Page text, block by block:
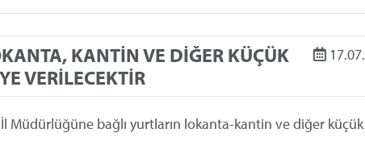
KANTİN VE DİĞER KÜÇÜK
VERİLECEKTİR
Müdürlüğüne bağlı yurtların lokanta-kantin ve diğer küçük
Sistemi Kredi/Yurt İşlemleri